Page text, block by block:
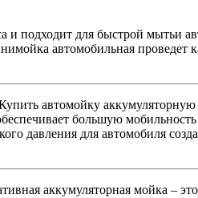
подходит для быстрой мытьи
автомобильная проведет
автомойку
большую
давления для автомобиля
аккумуляторная мойка –